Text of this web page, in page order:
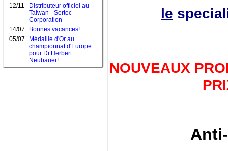
12/11
Distributeur officiel au
Taiwan - Sertec
Corporation
14/07
Bonnes vacances!
05/07
Médaille d'Or au
championnat d'Europe
pour Dr.Herbert
Neubauer!
le
NOUVEAUX